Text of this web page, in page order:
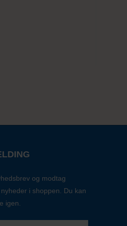
og modtag
i shoppen. Du kan
igen.